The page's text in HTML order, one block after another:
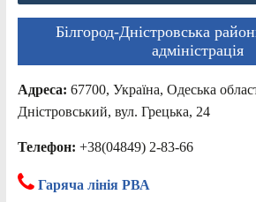
Білгород-Дністровська
адміністрація
Адреса: 67700, Україна, Одеська
Дністровський, вул. Грецька, 24
Телефон: +38(04849) 2-83-66
Гаряча лінія РВА